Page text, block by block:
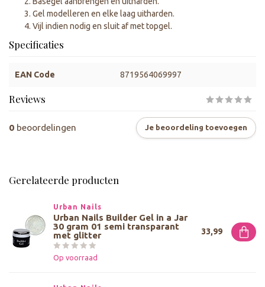
Gel modelleren en elke laag uitharden.
Vijl indien nodig en sluit af met topgel.
Specificaties
EAN Code 8719564069997
Reviews
0 beoordelingen Je beoordeling toevoegen
Gerelateerde producten
Urban Nails
Urban Nails Builder Gel in a Jar
30 gram 01 semi transparant
met glitter
Op voorraad
33,99